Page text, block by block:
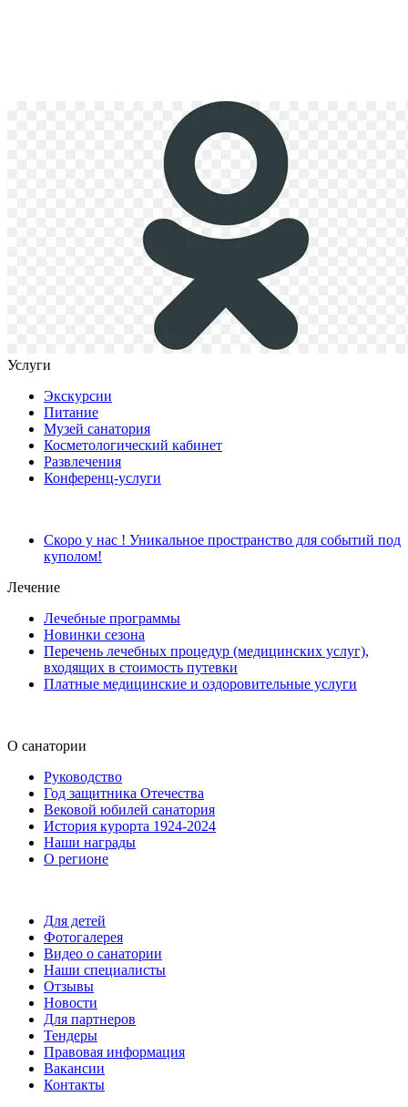
Услуги
Экскурсии
Питание
Музей санатория
Косметологический кабинет
Развлечения
Конференц-услуги
Скоро у нас ! Уникальное пространство для событий под
куполом!
Лечение
Лечебные программы
Новинки сезона
Перечень лечебных процедур (медицинских услуг),
входящих в стоимость путевки
Платные медицинские и оздоровительные услуги
О санатории
Руководство
Год защитника Отечества
Вековой юбилей санатория
История курорта 1924-2024
Наши награды
О регионе
Для детей
Фотогалерея
Видео о санатории
Наши специалисты
Отзывы
Новости
Для партнеров
Тендеры
Правовая информация
Вакансии
Контакты